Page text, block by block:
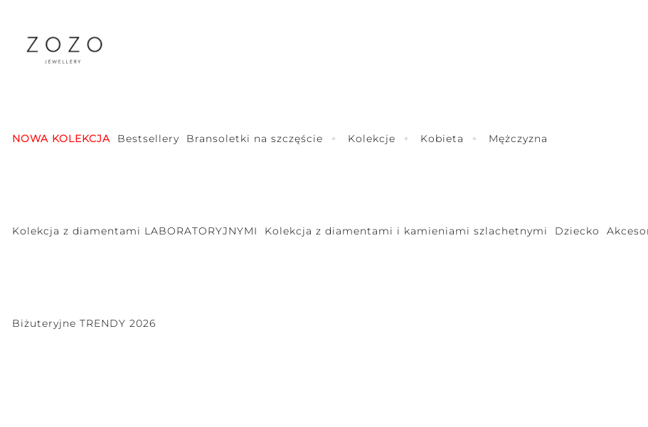
NOWA KOLEKCJA Bestsellery Bransoletki na szczęście Kolekcje Kobieta Mężczyzna
Kolekcja z diamentami LABORATORYJNYMI Kolekcja z diamentami i kamieniami szlachetnymi Dziecko
Biżuteryjne TRENDY 2026